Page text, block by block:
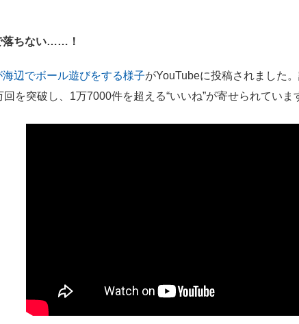
気になるネットの話題
落ちない……！
海辺でボール遊びをする様子がYouTubeに投稿されました
を突破し、1万7000件を超える“いいね”が寄せられていま